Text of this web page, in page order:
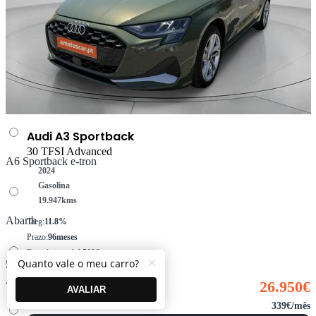
A5 Limousine e-hybrid
A6 Avant e-tron
A6 Sportback e-tron
Abarth
500
Alfa Romeo
Audi A3 Sportback
30 TFSI Advanced
2024
Gasolina
19.947kms
Taeg:11.8%
Prazo:96meses
Entrada inicial:4.500€
Montante financiado:22.450€
26.950€
339€/mês
×
Quanto vale o meu carro?
AVALIAR